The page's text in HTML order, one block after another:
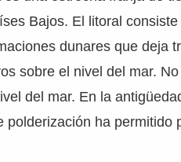
Bajos. El litoral
dunares que deja
sobre el nivel del mar.
del mar. En la
polderización ha permitido